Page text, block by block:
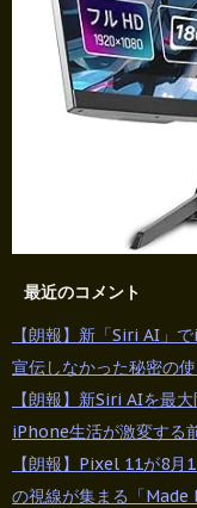
最近のコメント
【朗報】新「Siri AI」
宣伝しなかった秘密の
【朗報】新Siri AIを最
iPhone生活が激変する
【朗報】Pixel 11が8月
の視線が集まる「